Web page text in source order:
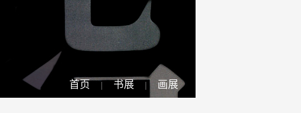
首页 书展 画展